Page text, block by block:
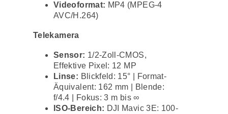
Videoformat: MP4 (MPEG-4
AVC/H.264)
Telekamera
Sensor: 1/2-Zoll-CMOS,
Effektive Pixel: 12 MP
Linse: Blickfeld: 15° | Format-
Äquivalent: 162 mm | Blende:
f/4.4 | Fokus: 3 m bis ∞
ISO-Bereich: DJI Mavic 3E: 100-